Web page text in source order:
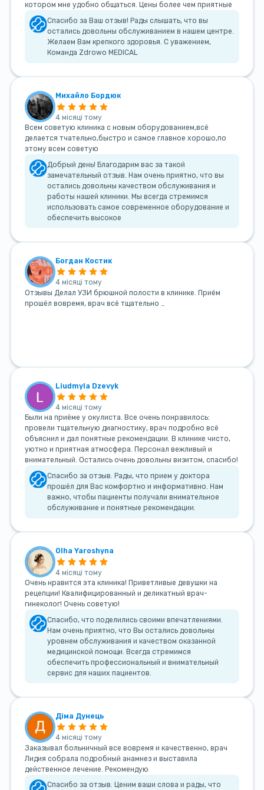
котором мне удобно общаться. Цены более чем приятные
Спасибо за Ваш отзыв! Рады слышать, что вы
остались довольны обслуживанием в нашем центре.
Желаем Вам крепкого здоровья. С уважением,
Команда Zdrowo MEDICAL
Михайло Бордюк
4 місяці тому
Всем советую клиника с новым оборудованием,всё
делается тчательно,быстро и самое главное хорошо,по
этому всем советую
Добрый день! Благодарим вас за такой
замечательный отзыв. Нам очень приятно, что вы
остались довольны качеством обслуживания и
работы нашей клиники. Мы всегда стремимся
использовать самое современное оборудование и
обеспечить высокое
Богдан Костик
4 місяці тому
Отзывы Делал УЗИ брюшной полости в клинике. Приём
прошёл вовремя, врач всё тщательно …
Liudmyla Dzevyk
4 місяці тому
Были на приёме у окулиста. Все очень понравилось:
провели тщательную диагностику, врач подробно всё
объяснил и дал понятные рекомендации. В клинике чисто,
уютно и приятная атмосфера. Персонал вежливый и
внимательный. Остались очень довольны визитом, спасибо!
Спасибо за отзыв. Рады, что прием у доктора
прошёл для Вас комфортно и информативно. Нам
важно, чтобы пациенты получали внимательное
обслуживание и понятные рекомендации.
Olha Yaroshyna
4 місяці тому
Очень нравится эта клиника! Приветливые девушки на
рецепции! Квалифицированный и деликатный врач-
гинеколог! Очень советую!
Спасибо, что поделились своими впечатлениями.
Нам очень приятно, что Вы остались довольны
уровнем обслуживания и качеством оказанной
медицинской помощи. Всегда стремимся
обеспечить профессиональный и внимательный
сервис для наших пациентов.
Діма Дунець
4 місяці тому
Заказывал больничный все вовремя и качественно, врач
Лидия собрала подробный анамнез и выставила
действенное лечение. Рекомендую
Спасибо за отзыв. Ценим ваши слова и рады, что